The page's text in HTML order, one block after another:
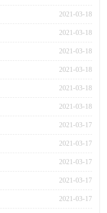
2021-03-18
2021-03-18
2021-03-18
2021-03-18
2021-03-18
2021-03-18
2021-03-17
2021-03-17
2021-03-17
2021-03-17
2021-03-17